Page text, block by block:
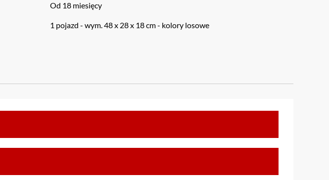
Od 18 miesięcy
1 pojazd - wym. 48 x 28 x 18 cm - kolory losowe